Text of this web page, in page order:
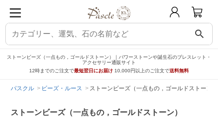
search
ストーンビーズ（一点もの，ゴールドストーン）｜パワーストーンや誕生石のブレスレット・
アクセサリー通販サイト
12時までのご注文で最短翌日にお届け 10,000円以上のご注文で送料無料
パスクル ビーズ・ルース ストーンビーズ（一点もの，ゴールドストーン）
ストーンビーズ（一点もの，ゴールドストーン）